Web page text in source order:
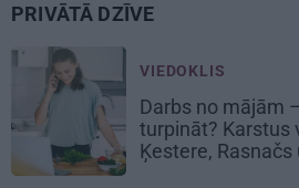
PRIVĀTĀ DZĪVE
VIEDOKLIS
Darbs no mājām
turpināt? Karstus
Ķestere,